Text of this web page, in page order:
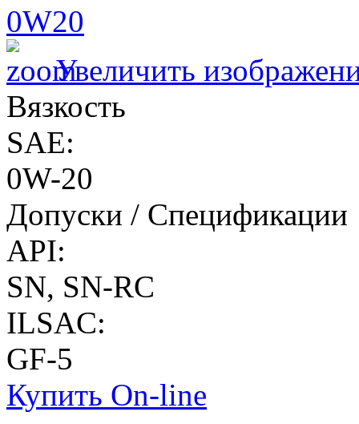
Увеличить
Вязкость
SAE:
0W-20
Допуски / Спецификации
API:
SN, SN-RC
ILSAC:
GF-5
Купить On-line